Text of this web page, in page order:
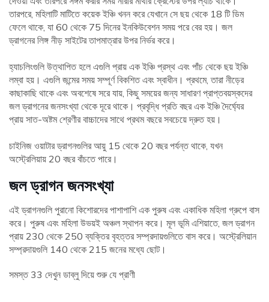
তারপরে, মহিলাটি মাটিতে কয়েক ইঞ্চি খনন করে যেখানে সে ছয় থেকে 18 টি ডিম
ফেলে থাকে, যা 60 থেকে 75 দিনের ইনকিউবেশন সময় পরে বের হয়। জল
ড্রাগনের লিঙ্গ নীড় সাইটের তাপমাত্রার উপর নির্ভর করে।
হ্যাচলিংগুলি উত্থাপিত হলে এগুলি প্রায় এক ইঞ্চি প্রস্থ এবং পাঁচ থেকে ছয় ইঞ্চি
লম্বা হয়। এগুলি জন্মের সময় সম্পূর্ণ বিকশিত এবং স্বাধীন। প্রথমে, তারা নীড়ের
কাছাকাছি থাকে এবং অবশেষে সরে যায়, কিছু সময়ের জন্য সাধারণ প্রাপ্তবয়স্কদের
জল ড্রাগনের জনসংখ্যা থেকে দূরে থাকে। প্রবৃদ্ধি প্রতি বছর এক ইঞ্চি দৈর্ঘ্যের
প্রায় সাত-অষ্টম শ্রেণীর বাচ্চাদের সাথে প্রথম বছরে সবচেয়ে দ্রুত হয়।
চাইনিজ ওয়াটার ড্রাগনগুলির আয়ু 15 থেকে 20 বছর পর্যন্ত থাকে, যখন
অস্ট্রেলিয়ায় 20 বছর বাঁচতে পারে।
জল ড্রাগন জনসংখ্যা
এই ড্রাগনগুলি পুরানো কিশোরদের পাশাপাশি এক পুরুষ এবং একাধিক মহিলা গ্রুপে বাস
করে। পুরুষ এবং মহিলা উভয়ই অঞ্চল স্থাপন করে। মূল ভূমি এশিয়াতে, জল ড্রাগন
প্রায় 230 থেকে 250 ব্যক্তির বৃহত্তর সম্প্রদায়গুলিতে বাস করে। অস্ট্রেলিয়ান
সম্প্রদায়গুলি 140 থেকে 215 জনের মধ্যে ছোট।
সমস্ত 33 দেখুন ডাব্লু দিয়ে শুরু যে প্রাণী